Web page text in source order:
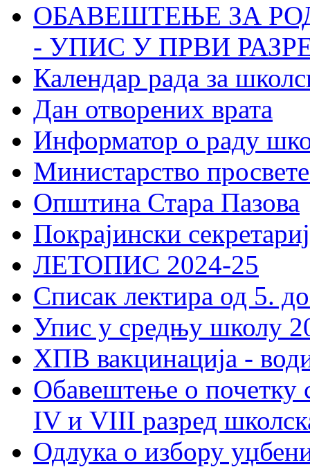
ОБАВЕШТЕЊЕ ЗА
- УПИС У ПРВИ
Календар рада за
Дан отворених врата
Информатор о раду
Министарство
Општина Стара Пазова
Покрајински
ЛЕТОПИС 2024-25
Списак лектира од 5.
Упис у средњу школу
ХПВ вакцинација -
Обавештење о почетку
IV и VIII разред
Одлука о избору